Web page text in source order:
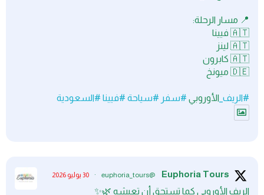
📍 مسار الرحلة:
🇦🇹 فيينا
🇦🇹 لينز
🇦🇹 كابرون
🇩🇪 ميونخ
#الريف_الأوروبي#سفر#سياحة#فيينا#السعودية
Euphoria Tours
· 30 يوليو 2026
الريف الأوروبي كما تستحق أن تعيشه 🌿✨